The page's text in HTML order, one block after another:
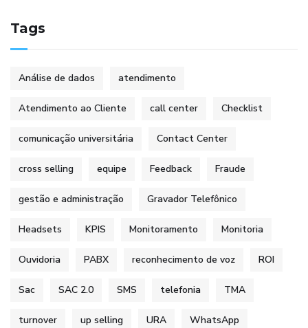
Tags
Análise de dados atendimento
Atendimento ao Cliente call center Checklist
comunicação universitária Contact Center
cross selling equipe Feedback Fraude
gestão e administração Gravador Telefônico
Headsets KPIS Monitoramento Monitoria
Ouvidoria PABX reconhecimento de voz ROI
Sac SAC 2.0 SMS telefonia TMA
turnover up selling URA WhatsApp